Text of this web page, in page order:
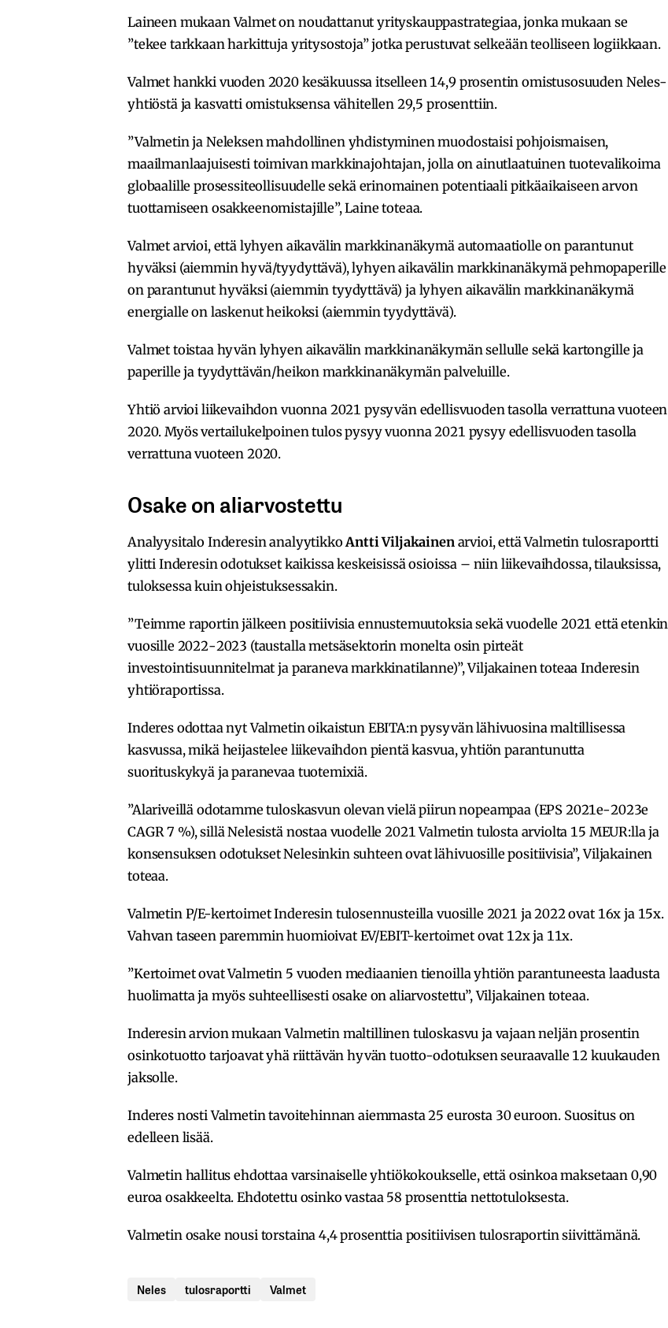
Laineen mukaan Valmet on noudattanut yrityskauppastrategiaa, jonka mukaan se
”tekee tarkkaan harkittuja yritysostoja” jotka perustuvat selkeään teolliseen logiikkaan.
Valmet hankki vuoden 2020 kesäkuussa itselleen 14,9 prosentin omistusosuuden Neles-
yhtiöstä ja kasvatti omistuksensa vähitellen 29,5 prosenttiin.
”Valmetin ja Neleksen mahdollinen yhdistyminen muodostaisi pohjoismaisen,
maailmanlaajuisesti toimivan markkinajohtajan, jolla on ainutlaatuinen tuotevalikoima
globaalille prosessiteollisuudelle sekä erinomainen potentiaali pitkäaikaiseen arvon
tuottamiseen osakkeenomistajille”, Laine toteaa.
Valmet arvioi, että lyhyen aikavälin markkinanäkymä automaatiolle on parantunut
hyväksi (aiemmin hyvä/tyydyttävä), lyhyen aikavälin markkinanäkymä pehmopaperille
on parantunut hyväksi (aiemmin tyydyttävä) ja lyhyen aikavälin markkinanäkymä
energialle on laskenut heikoksi (aiemmin tyydyttävä).
Valmet toistaa hyvän lyhyen aikavälin markkinanäkymän sellulle sekä kartongille ja
paperille ja tyydyttävän/heikon markkinanäkymän palveluille.
Yhtiö arvioi liikevaihdon vuonna 2021 pysyvän edellisvuoden tasolla verrattuna vuoteen
2020. Myös vertailukelpoinen tulos pysyy vuonna 2021 pysyy edellisvuoden tasolla
verrattuna vuoteen 2020.
Osake on aliarvostettu
Analyysitalo Inderesin analyytikkoAntti Viljakainen arvioi, että Valmetin tulosraportti
ylitti Inderesin odotukset kaikissa keskeisissä osioissa – niin liikevaihdossa, tilauksissa,
tuloksessa kuin ohjeistuksessakin.
”Teimme raportin jälkeen positiivisia ennustemuutoksia sekä vuodelle 2021 että etenkin
vuosille 2022-2023 (taustalla metsäsektorin monelta osin pirteät
investointisuunnitelmat ja paraneva markkinatilanne)”, Viljakainen toteaa Inderesin
yhtiöraportissa.
Inderes odottaa nyt Valmetin oikaistun EBITA:n pysyvän lähivuosina maltillisessa
kasvussa, mikä heijastelee liikevaihdon pientä kasvua, yhtiön parantunutta
suorituskykyä ja paranevaa tuotemixiä.
”Alariveillä odotamme tuloskasvun olevan vielä piirun nopeampaa (EPS 2021e-2023e
CAGR 7 %), sillä Nelesistä nostaa vuodelle 2021 Valmetin tulosta arviolta 15 MEUR:lla ja
konsensuksen odotukset Nelesinkin suhteen ovat lähivuosille positiivisia”, Viljakainen
toteaa.
Valmetin P/E-kertoimet Inderesin tulosennusteilla vuosille 2021 ja 2022 ovat 16x ja 15x.
Vahvan taseen paremmin huomioivat EV/EBIT-kertoimet ovat 12x ja 11x.
”Kertoimet ovat Valmetin 5 vuoden mediaanien tienoilla yhtiön parantuneesta laadusta
huolimatta ja myös suhteellisesti osake on aliarvostettu”, Viljakainen toteaa.
Inderesin arvion mukaan Valmetin maltillinen tuloskasvu ja vajaan neljän prosentin
osinkotuotto tarjoavat yhä riittävän hyvän tuotto-odotuksen seuraavalle 12 kuukauden
jaksolle.
Inderes nosti Valmetin tavoitehinnan aiemmasta 25 eurosta 30 euroon. Suositus on
edelleen lisää.
Valmetin hallitus ehdottaa varsinaiselle yhtiökokoukselle, että osinkoa maksetaan 0,90
euroa osakkeelta. Ehdotettu osinko vastaa 58 prosenttia nettotuloksesta.
Valmetin osake nousi torstaina 4,4 prosenttia positiivisen tulosraportin siivittämänä.
Neles tulosraportti Valmet